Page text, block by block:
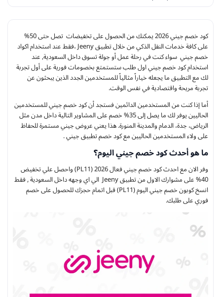
كود خصم جيني 2026 يمكنك من الحصول على تخفيضات تصل حتى 50%
على كافة خدمات النقل الذكي من خلال تطبيق Jeeny ،فقط عند استخدام اكواد
خصم جيني سواء كنت في رحلة عمل أو جولة تسوق داخل السعودية, عند
استخدام كود خصم جيني اول طلب ستستمتع بخصومات فورية على أول تجربة
لك مع التطبيق ما يجعله خياراً مثالياً للمستخدمين الجدد الذين يبحثون عن
تجربة مريحة واقتصادية في نفس الوقت.
أما إذا كنت من المستخدمين الدائمين فستجد أن كود خصم جيني للمستخدمين
الحاليين يوفر لك ما يصل إلى 35% خصم على المشاوير التالية داخل مدن مثل
الرياض، جدة، الدمام والمدينة المنورة. هذا يعني عروض جيني مستمرة للحفاظ
على ولاء المستخدمين الحاليين مع كود خصم تطبيق جيني .
ما هو أحدث كود خصم جيني اليوم؟
وفر الان مع احدث كود خصم جيني فعال 2026 (PL11) واحصل علي تخفيض
40% على مشوارك الاول من تطبيق Jeeny الي اي وجهه داخل السعودية , فقط
انسخ كوبون خصم جيني اليوم (PL11) قبل اتمام حجزك للحصول على خصم
فوري على طلبك.